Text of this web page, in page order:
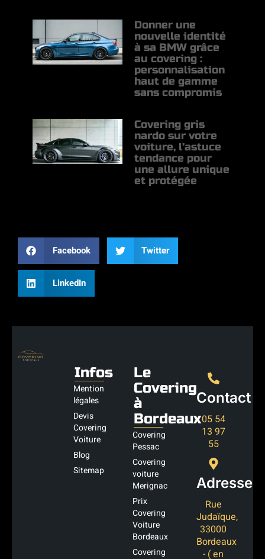
Donner une
nouvelle identité
à sa BMW grâce
au covering :
personnalisation
haut de gamme
sans compromis
Covering gris
nardo sur votre
voiture, l’astuce
tendance pour
une allure unique
et protégée
Facebook Twitter
LinkedIn
Infos
Mention
légales
Devis
Covering
Voiture
Blog
Sitemap
Le
Covering
à
Bordeaux
Covering
Pessac
Covering
voiture
Merignac
Prix
Covering
Voiture
Bordeaux
Covering
Contact
05 54
13 97
55
Adresse
Rue
Judaïque,
33000
Bordeaux
- ( en